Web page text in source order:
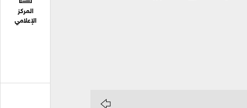
المركز
الإعلامي